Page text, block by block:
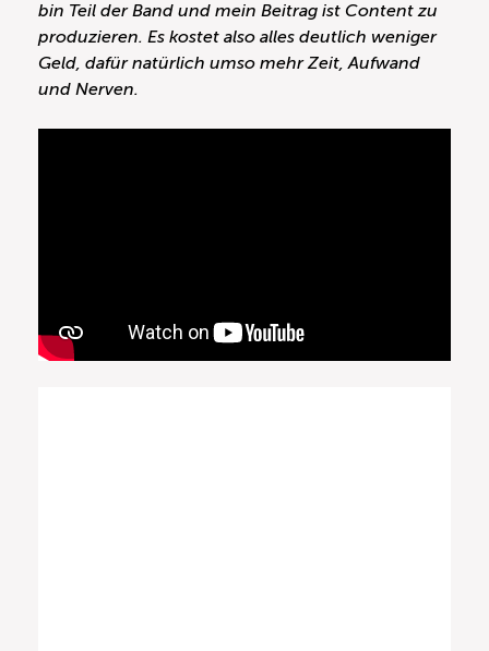
bin Teil der Band und mein Beitrag ist Content zu
produzieren. Es kostet also alles deutlich weniger
Geld, dafür natürlich umso mehr Zeit, Aufwand
und Nerven.